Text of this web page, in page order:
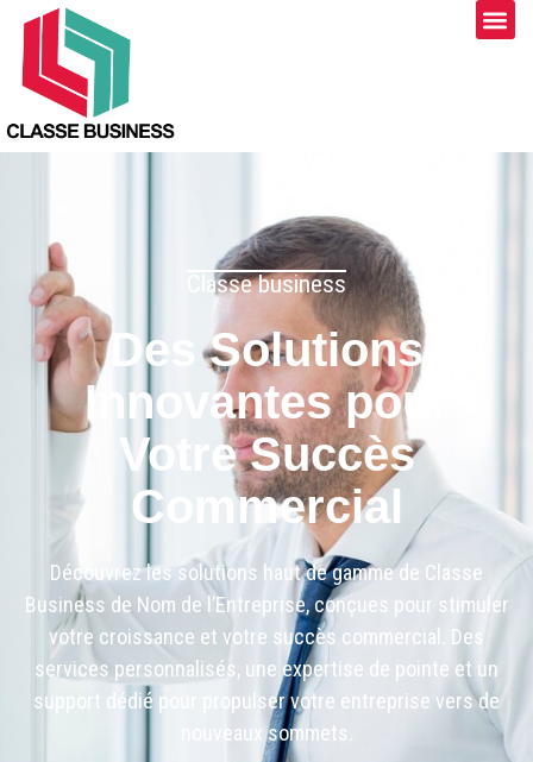
Classe business
Des Solutions
Innovantes pour
Votre Succès
Commercial
Découvrez les solutions haut de gamme de Classe
Business de Nom de l’Entreprise, conçues pour stimuler
votre croissance et votre succès commercial. Des
services personnalisés, une expertise de pointe et un
support dédié pour propulser votre entreprise vers de
nouveaux sommets.